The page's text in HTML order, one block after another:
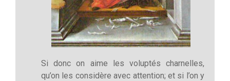
Si donc on aime les voluptés charnelles,
qu’on les considère avec attention; et si l’on y